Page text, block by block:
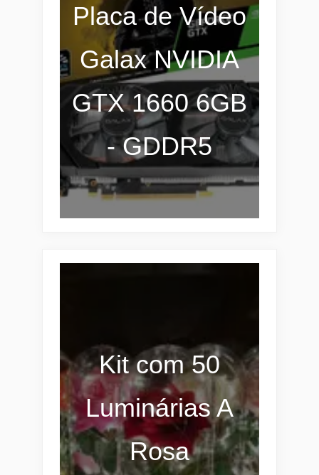
Placa de Vídeo
Galax NVIDIA
GTX 1660 6GB
- GDDR5
Kit com 50
Luminárias A
Rosa